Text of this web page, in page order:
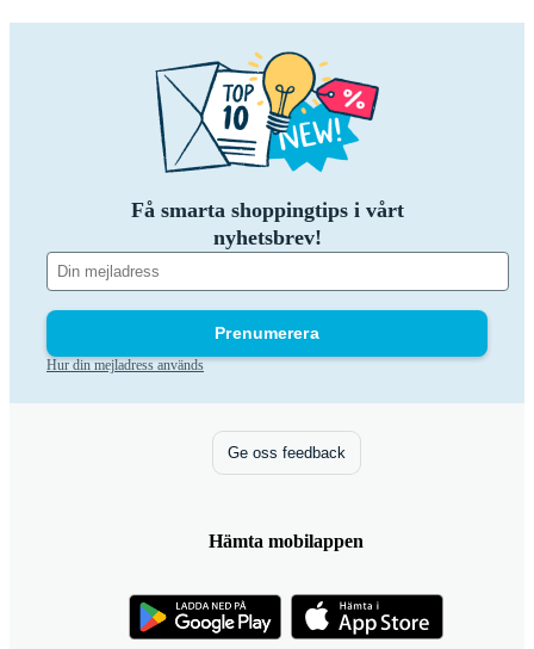
Få smarta shoppingtips i vårt
nyhetsbrev!
Prenumerera
Hur din mejladress används
Ge oss feedback
Hämta mobilappen